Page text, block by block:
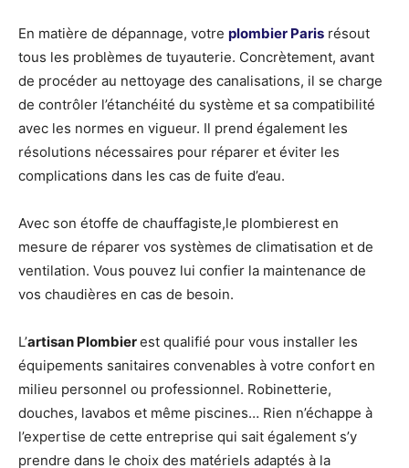
En matière de dépannage, votre plombier Paris résout
tous les problèmes de tuyauterie. Concrètement, avant
de procéder au nettoyage des canalisations, il se charge
de contrôler l’étanchéité du système et sa compatibilité
avec les normes en vigueur. Il prend également les
résolutions nécessaires pour réparer et éviter les
complications dans les cas de fuite d’eau.
Avec son étoffe de chauffagiste,le plombierest en
mesure de réparer vos systèmes de climatisation et de
ventilation. Vous pouvez lui confier la maintenance de
vos chaudières en cas de besoin.
L’artisan Plombierest qualifié pour vous installer les
équipements sanitaires convenables à votre confort en
milieu personnel ou professionnel. Robinetterie,
douches, lavabos et même piscines… Rien n’échappe à
l’expertise de cette entreprise qui sait également s’y
prendre dans le choix des matériels adaptés à la